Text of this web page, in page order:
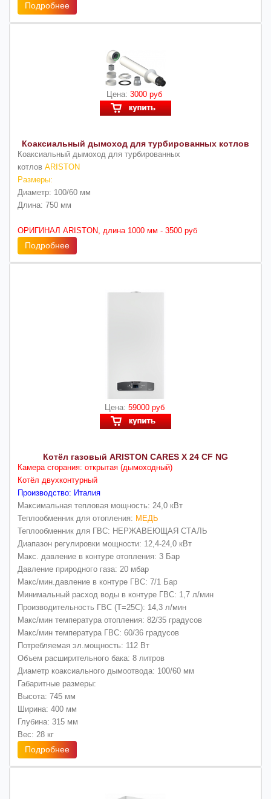
Подробнее
Цена: 3000 руб
Коаксиальный дымоход для турбированных котлов
Коаксиальный дымоход для турбированных
котлов ARISTON
Размеры:
Диаметр: 100/60 мм
Длина: 750 мм
ОРИГИНАЛ ARISTON, длина 1000 мм - 3500 руб
Подробнее
Цена: 59000 руб
Котёл газовый ARISTON CARES X 24 CF NG
Камера сгорания: открытая (дымоходный)
Котёл двухконтурный
Производство: Италия
Максимальная тепловая мощность: 24,0 кВт
Теплообменник для отопления: МЕДЬ
Теплообменник для ГВС: НЕРЖАВЕЮЩАЯ СТАЛЬ
Диапазон регулировки мощности: 12,4-24,0 кВт
Макс. давление в контуре отопления: 3 Бар
Давление природного газа: 20 мбар
Макс/мин.давление в контуре ГВС: 7/1 Бар
Минимальный расход воды в контуре ГВС: 1,7 л/мин
Производительность ГВС (Т=25С): 14,3 л/мин
Макс/мин температура отопления: 82/35 градусов
Макс/мин температура ГВС: 60/36 градусов
Потребляемая эл.мощность: 112 Вт
Объем расширительного бака: 8 литров
Диаметр коаксиального дымоотвода: 100/60 мм
Габаритные размеры:
Высота: 745 мм
Ширина: 400 мм
Глубина: 315 мм
Вес: 28 кг
Подробнее